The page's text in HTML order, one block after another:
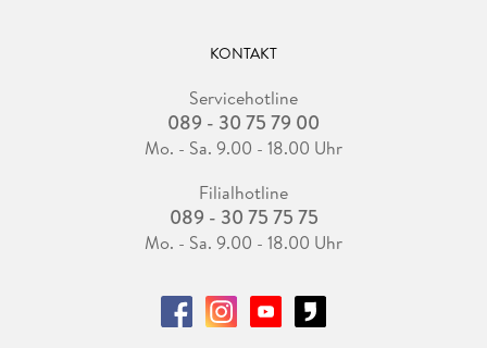
KONTAKT
Servicehotline
089 - 30 75 79 00
Mo. - Sa. 9.00 - 18.00 Uhr
Filialhotline
089 - 30 75 75 75
Mo. - Sa. 9.00 - 18.00 Uhr